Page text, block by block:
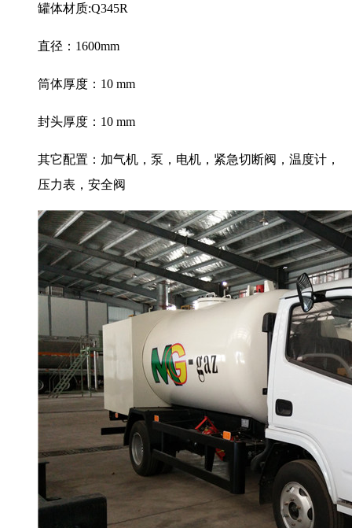
罐体材质:Q345R
直径： 1600mm
筒体厚度： 10 mm
封头厚度： 10 mm
其它配置：加气机，泵，电机，紧急切断阀，温度计，
压力表，安全阀